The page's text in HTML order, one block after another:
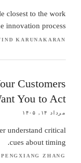
closest to the work
innovation process.
KARUNAKARAN
Customers
You to Act
مرداد ۱۴, ۱۴۰۵
understand critical
cues about timing.
PENGXIANG ZHANG